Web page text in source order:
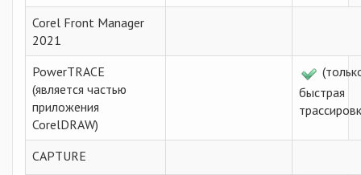
Corel Front Manager
2021
PowerTRACE
(является частью
приложения
CorelDRAW)
быстрая
CAPTURE